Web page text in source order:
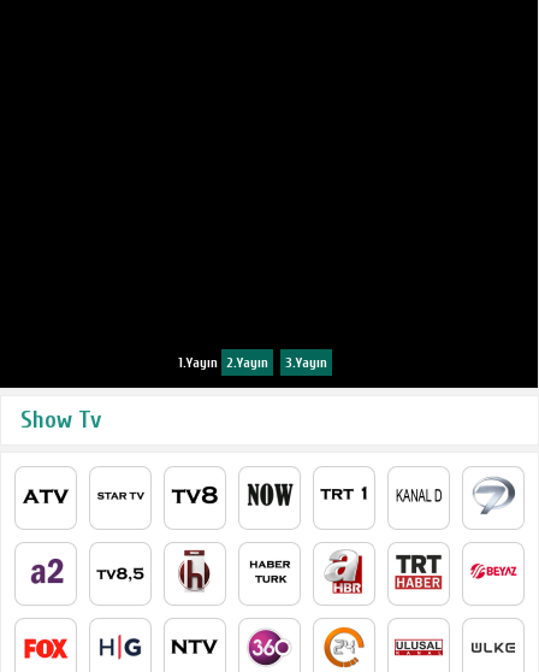
1.Yayın 2.Yayın 3.Yayın
Show Tv